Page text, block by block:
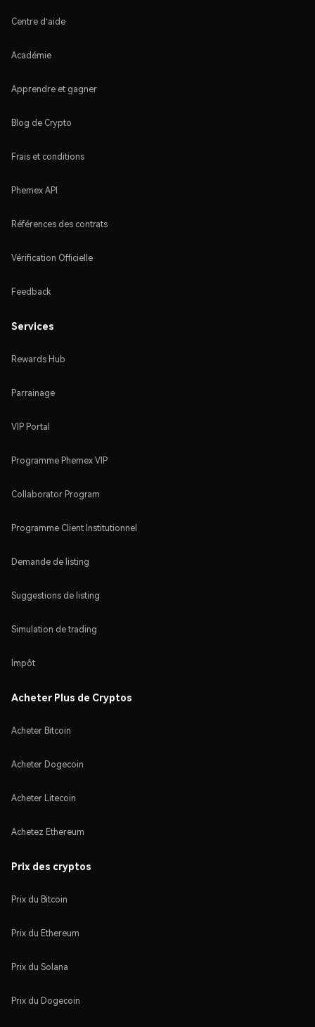
Centre d'aide
Académie
Apprendre et gagner
Blog de Crypto
Frais et conditions
Phemex API
Références des contrats
Vérification Officielle
Feedback
Services
Rewards Hub
Parrainage
VIP Portal
Programme Phemex VIP
Collaborator Program
Programme Client Institutionnel
Demande de listing
Suggestions de listing
Simulation de trading
Impôt
Acheter Plus de Cryptos
Acheter Bitcoin
Acheter Dogecoin
Acheter Litecoin
Achetez Ethereum
Prix des cryptos
Prix du Bitcoin
Prix du Ethereum
Prix du Solana
Prix du Dogecoin